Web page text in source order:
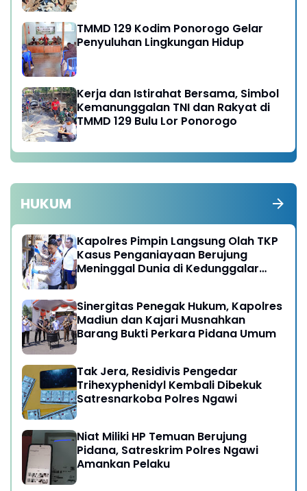
TMMD 129 Kodim Ponorogo Gelar
Penyuluhan Lingkungan Hidup
Kerja dan Istirahat Bersama, Simbol
Kemanunggalan TNI dan Rakyat di
TMMD 129 Bulu Lor Ponorogo
HUKUM
Kapolres Pimpin Langsung Olah TKP
Kasus Penganiayaan Berujung
Meninggal Dunia di Kedunggalar
Sinergitas Penegak Hukum, Kapolres
Madiun dan Kajari Musnahkan
Barang Bukti Perkara Pidana Umum
Tak Jera, Residivis Pengedar
Trihexyphenidyl Kembali Dibekuk
Satresnarkoba Polres Ngawi
Niat Miliki HP Temuan Berujung
Pidana, Satreskrim Polres Ngawi
Amankan Pelaku